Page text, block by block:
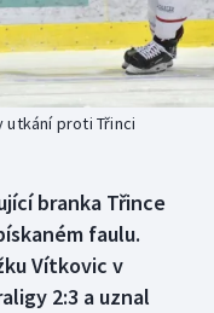
utkání proti Třinci
branka Třince
faulu.
Vítkovic v
2:3 a uznal